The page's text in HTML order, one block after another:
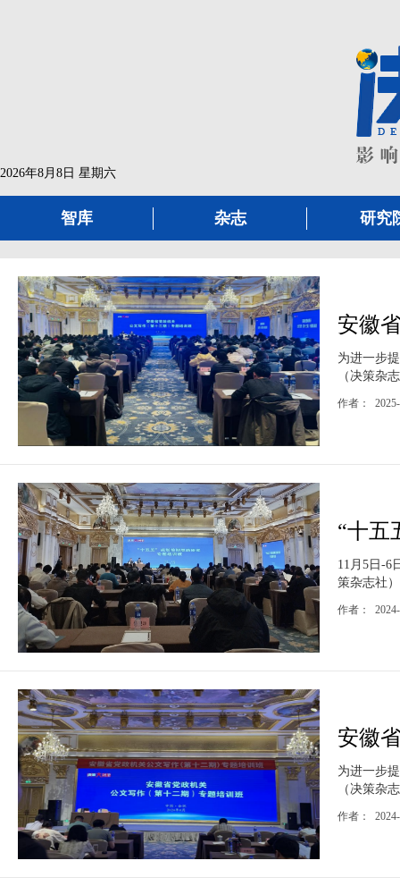
2026年8月8日 星期六
智库 杂志 研究
安徽
为进一步
（决策杂
作者：
“十五
11月5日-6
策杂志社
作者：
安徽
为进一步
（决策杂
作者：